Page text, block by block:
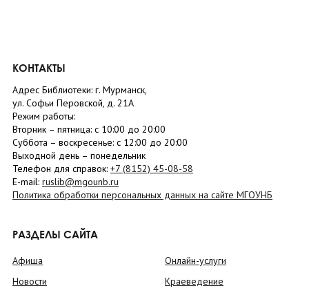
КОНТАКТЫ
Адрес Библиотеки: г. Мурманск,
ул. Софьи Перовской, д. 21А
Режим работы:
Вторник – пятница: с 10:00 до 20:00
Суббота – воскресенье: c 12:00 до 20:00
Выходной день – понедельник
Телефон для справок: +7 (8152) 45-08-58
E-mail: ruslib@mgounb.ru
Политика обработки персональных данных на сайте МГОУНБ
РАЗДЕЛЫ САЙТА
Афиша
Новости
Онлайн-услуги
Краеведение